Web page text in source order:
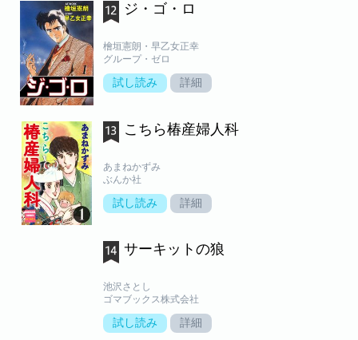
ジ・ゴ・ロ
檜垣憲朗・早乙女正幸
グループ・ゼロ
試し読み 詳細
こちら椿産婦人科
あまねかずみ
ぶんか社
試し読み 詳細
サーキットの狼
池沢さとし
ゴマブックス株式会社
試し読み 詳細